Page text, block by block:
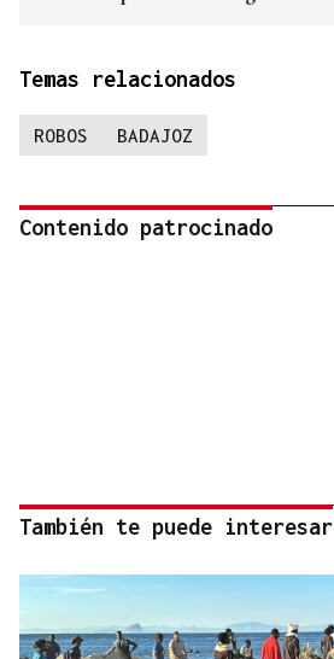
Temas relacionados
ROBOS BADAJOZ
Contenido patrocinado
También te puede interesar